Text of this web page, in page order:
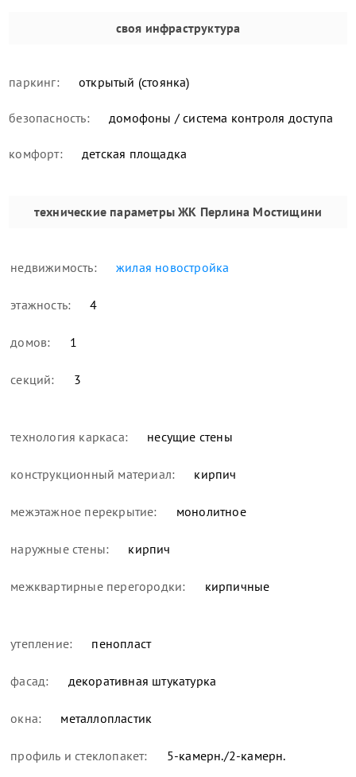
своя инфраструктура
паркинг: открытый (стоянка)
безопасность: домофоны / система контроля доступа
комфорт: детская площадка
технические параметры ЖК Перлина Мостищини
недвижимость: жилая новостройка
этажность: 4
домов: 1
секций: 3
технология каркаса: несущие стены
конструкционный материал: кирпич
межэтажное перекрытие: монолитное
наружные стены: кирпич
межквартирные перегородки: кирпичные
утепление: пенопласт
фасад: декоративная штукатурка
окна: металлопластик
профиль и стеклопакет: 5-камерн./2-камерн.